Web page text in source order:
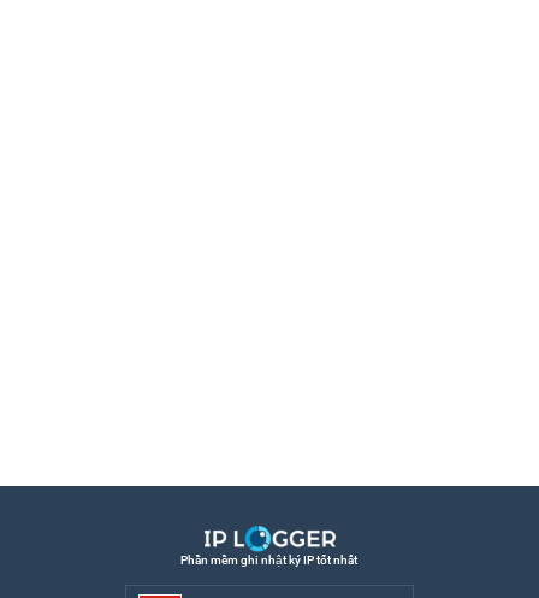
Phần mềm ghi nhật ký IP tốt nhất